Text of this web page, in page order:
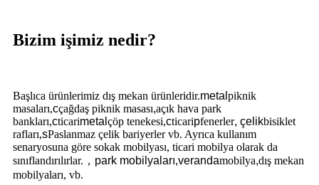
Bizim işimiz nedir?
Başlıca ürünlerimiz dış mekan ürünleridir.metal piknik
masaları,cçağdaş piknik masası,açık hava park
bankları,cticarimetal çöp tenekesi,cticaripfenerler, çelikbisiklet
rafları,sPaslanmaz çelik bariyerler vb. Ayrıca kullanım
senaryosuna göre sokak mobilyası, ticari mobilya olarak da
sınıflandırılırlar. ， park mobilyaları,verandamobilya,dış mekan
mobilyaları, vb.